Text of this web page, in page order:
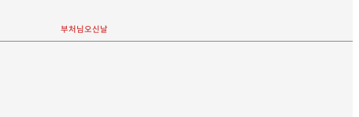
부처님오신날